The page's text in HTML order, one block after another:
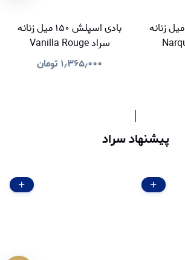
بادی اسپلش ۱۵۰ میل زنانه
بادی اسپلش ۱۵۰ میل زنانه
سراد Vanilla Rouge
۱٫۳۶۵٫۰۰۰ تومان
پیشنهاد سراد